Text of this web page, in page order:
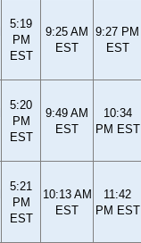
5:19
PM
EST
9:25 AM
EST
9:27 PM
EST
5:20
PM
EST
9:49 AM
EST
10:34
PM EST
5:21
PM
EST
10:13 AM
EST
11:42
PM EST